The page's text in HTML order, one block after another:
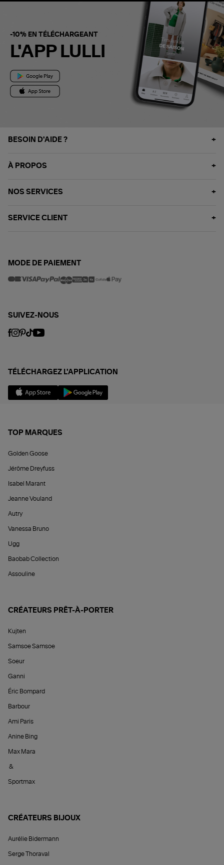
-10% EN TÉLÉCHARGEANT
L'APP LULLI
BESOIN D'AIDE ?
À PROPOS
NOS SERVICES
SERVICE CLIENT
MODE DE PAIEMENT
SUIVEZ-NOUS
TÉLÉCHARGEZ L'APPLICATION
TOP MARQUES
Golden Goose
Jérôme Dreyfuss
Isabel Marant
Jeanne Vouland
Autry
Vanessa Bruno
Ugg
Baobab Collection
Assouline
CRÉATEURS PRÊT-À-PORTER
Kujten
Samsoe Samsoe
Soeur
Ganni
Éric Bompard
Barbour
Ami Paris
Anine Bing
Max Mara
&
Sportmax
CRÉATEURS BIJOUX
Aurélie Bidermann
Serge Thoraval